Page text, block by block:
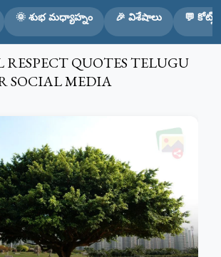
Skip to main content
🌞 శుభ మధ్యాహ్నం 🎉 విశేషాలు 💬 కోట్స్
QUOTES TELUGU
SOCIAL MEDIA